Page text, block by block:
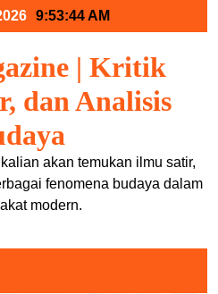
9:53:45 AM
| Kritik
dan Analisis
akan temukan ilmu satir,
fenomena budaya dalam
modern.